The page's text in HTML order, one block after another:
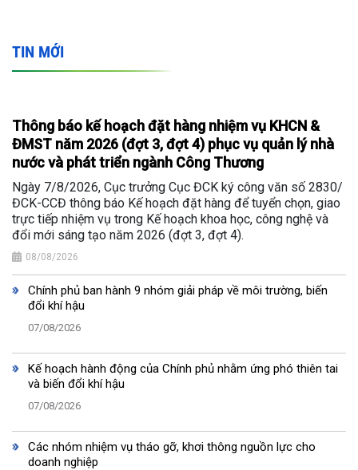
TIN MỚI
Thông báo kế hoạch đặt hàng nhiệm vụ KHCN &
ĐMST năm 2026 (đợt 3, đợt 4) phục vụ quản lý nhà
nước và phát triển ngành Công Thương
Ngày 7/8/2026, Cục trưởng Cục ĐCK ký công văn số 2830/
ĐCK-CCĐ thông báo Kế hoạch đặt hàng để tuyển chọn, giao
trực tiếp nhiệm vụ trong Kế hoạch khoa học, công nghệ và
đổi mới sáng tạo năm 2026 (đợt 3, đợt 4).
08/08/2026
Chính phủ ban hành 9 nhóm giải pháp về môi trường, biến
đổi khí hậu
07/08/2026
Kế hoạch hành động của Chính phủ nhằm ứng phó thiên tai
và biến đổi khí hậu
07/08/2026
Các nhóm nhiệm vụ tháo gỡ, khơi thông nguồn lực cho
doanh nghiệp